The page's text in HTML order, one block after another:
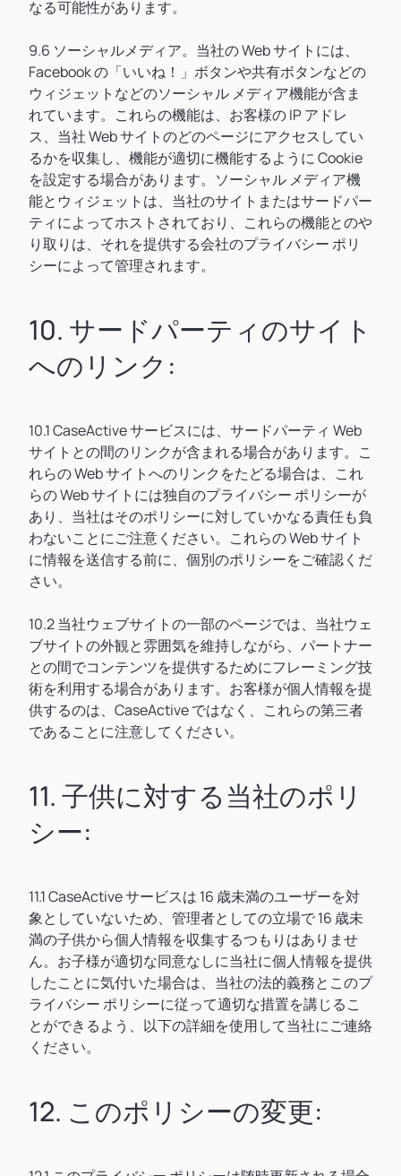
なる可能性があります。
9.6 ソーシャルメディア。当社の Web サイトには、
Facebook の「いいね！」ボタンや共有ボタンなどの
ウィジェットなどのソーシャル メディア機能が含ま
れています。これらの機能は、お客様の IP アドレ
ス、当社 Web サイトのどのページにアクセスしてい
るかを収集し、機能が適切に機能するように Cookie
を設定する場合があります。ソーシャル メディア機
能とウィジェットは、当社のサイトまたはサードパー
ティによってホストされており、これらの機能とのや
り取りは、それを提供する会社のプライバシー ポリ
シーによって管理されます。
10. サードパーティのサイト
へのリンク:
10.1 CaseActive サービスには、サードパーティ Web
サイトとの間のリンクが含まれる場合があります。こ
れらの Web サイトへのリンクをたどる場合は、これ
らの Web サイトには独自のプライバシー ポリシーが
あり、当社はそのポリシーに対していかなる責任も負
わないことにご注意ください。これらの Web サイト
に情報を送信する前に、個別のポリシーをご確認くだ
さい。
10.2 当社ウェブサイトの一部のページでは、当社ウェ
ブサイトの外観と雰囲気を維持しながら、パートナー
との間でコンテンツを提供するためにフレーミング技
術を利用する場合があります。お客様が個人情報を提
供するのは、CaseActive ではなく、これらの第三者
であることに注意してください。
11. 子供に対する当社のポリ
シー:
11.1 CaseActive サービスは 16 歳未満のユーザーを対
象としていないため、管理者としての立場で 16 歳未
満の子供から個人情報を収集するつもりはありませ
ん。お子様が適切な同意なしに当社に個人情報を提供
したことに気付いた場合は、当社の法的義務とこのプ
ライバシー ポリシーに従って適切な措置を講じるこ
とができるよう、以下の詳細を使用して当社にご連絡
ください。
12. このポリシーの変更: